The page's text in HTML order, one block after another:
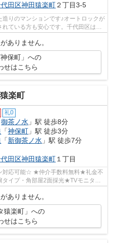
田区神田猿楽町２丁目3-5
りのマンションです♪オートロックが
ている方も安心です。千代田区は住
...
ありません。
神保町」への
せはこちら
楽町
礼0
御茶ノ水 」駅 徒歩8分
「神保町 」駅 徒歩3分
「新御茶ノ水 」駅 徒歩7分
田区神田猿楽町 １丁目
対応可能☆ ★仲介手数料無料★礼金不
イプ・角部屋2面採光★TVモニター
ありません。
猿楽町」への
せはこちら